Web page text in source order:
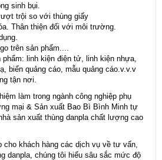
sinh bụi.
trội so với thùng giấy
Thân thiện đối với môi trường.
trên sản phẩm....
linh kiện điện tử, linh kiện nhựa,
biển quảng cáo, mẫu quảng cáo.v.v.v
tận nơi.
làm trong ngành công nghiệp phụ
mại & Sản xuất Bao Bì Bình Minh tự
sản xuất thùng danpla chất lượng cao
cho khách hàng các dịch vụ về tư vấn,
danpla, chúng tôi hiểu sâu sắc mức độ